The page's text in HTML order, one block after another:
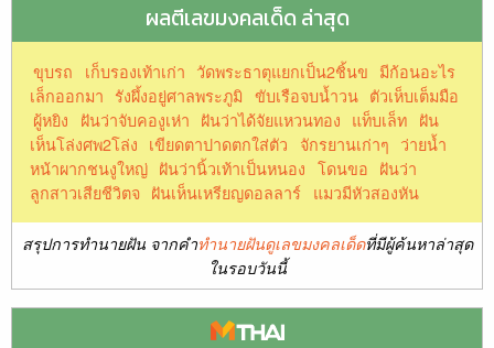
ผลตีเลขมงคลเด็ด ล่าสุด
ขุบรถ เก็บรองเท้าเก่า วัดพระธาตุแยกเป็น2ชิ้นข มีก้อนอะไร
เล็กออกมา รังผึ้งอยู่ศาลพระภูมิ ขับเรือจบน้ำวน ตัวเห็บเต็มมือ
ผู้หยิง
ฝันว่าจับคองูเห่า ฝันว่าได้จัยแหวนทอง แท็บเล็ท ฝัน
เห็นโล่งศพ2โล่ง เขียดตาปาดตกใส่ตัว จักรยานเก่าๆ ว่ายน้ำ
หน้าผากชนงูใหญ่ ฝันว่านิ้วเท้าเป็นหนอง โดนขอ ฝันว่า
ลูกสาวเสียชีวิตจ ฝันเห็นเหรียญดอลลาร์ แมวมีหัวสองหัน
สรุปการทำนายฝัน จากคำทำนายฝันดูเลขมงคลเด็ดที่มีผู้ค้นหาล่าสุด
ในรอบวันนี้